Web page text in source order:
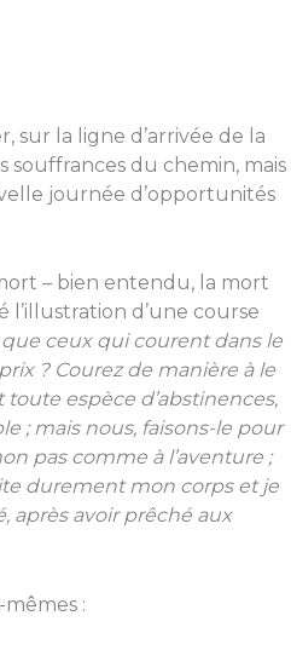
sur la ligne d’arrivée de la
souffrances du chemin, mais
journée d’opportunités
– bien entendu, la mort
l’illustration d’une course
que ceux qui courent dans le
? Courez de manière à le
espèce d’abstinences,
; mais nous, faisons-le pour
pas comme à l’aventure ;
durement mon corps et je
après avoir prêché aux
: